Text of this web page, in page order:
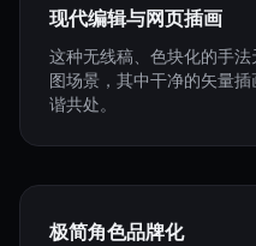
现代编辑与网页插画
这种无线稿、色块化的手
图场景，其中干净的矢量
谐共处。
极简角色品牌化